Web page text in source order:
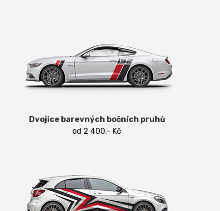
Dvojice barevných bočních pruhů
od 2 400,- Kč